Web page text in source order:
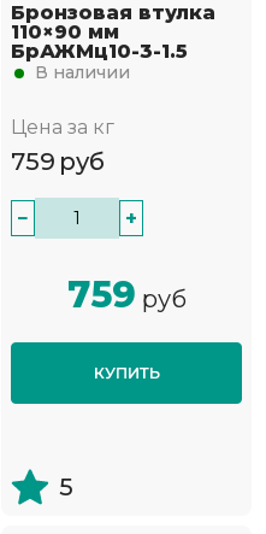
Бронзовая втулка
110×90 мм
БрАЖМц10-3-1.5
В наличии
Цена за кг
759 руб
− +
759 руб
КУПИТЬ
5